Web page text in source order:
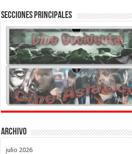
Secciones Principales
Archivo
julio 2026